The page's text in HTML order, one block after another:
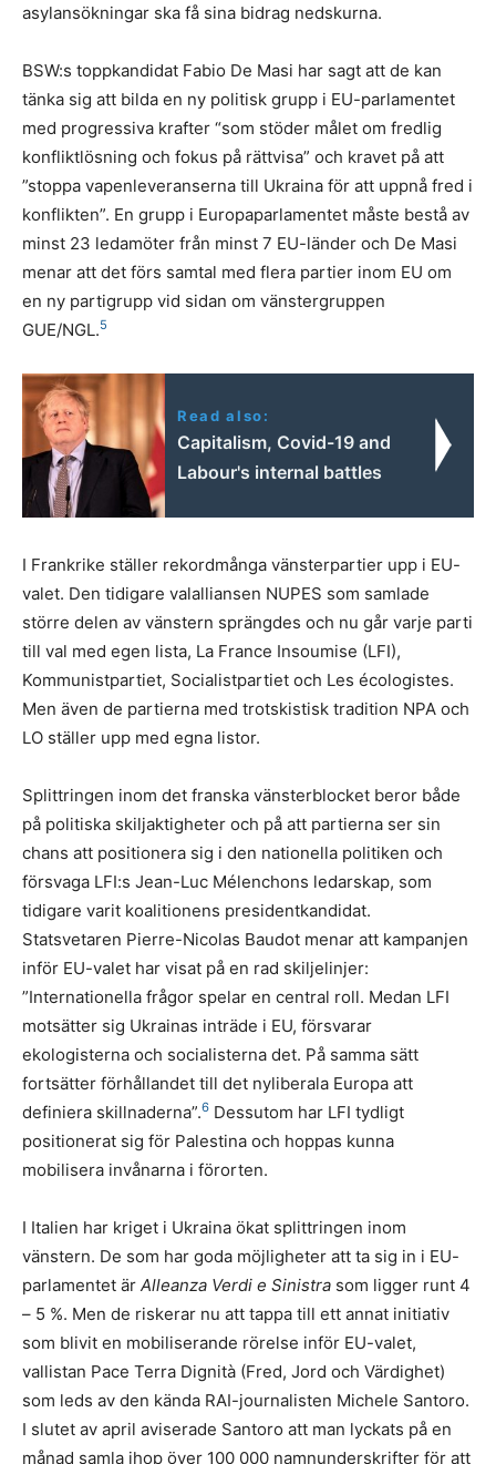
asylansökningar ska få sina bidrag nedskurna.
BSW:s toppkandidat Fabio De Masi har sagt att de kan
tänka sig att bilda en ny politisk grupp i EU-parlamentet
med progressiva krafter “som stöder målet om fredlig
konfliktlösning och fokus på rättvisa” och kravet på att
”stoppa vapenleveranserna till Ukraina för att uppnå fred i
konflikten”. En grupp i Europaparlamentet måste bestå av
minst 23 ledamöter från minst 7 EU-länder och De Masi
menar att det förs samtal med flera partier inom EU om
en ny partigrupp vid sidan om vänstergruppen
GUE/NGL.5
Read also:
Capitalism, Covid-19 and
Labour's internal battles
I Frankrike ställer rekordmånga vänsterpartier upp i EU-
valet. Den tidigare valalliansen NUPES som samlade
större delen av vänstern sprängdes och nu går varje parti
till val med egen lista, La France Insoumise (LFI),
Kommunistpartiet, Socialistpartiet och Les écologistes.
Men även de partierna med trotskistisk tradition NPA och
LO ställer upp med egna listor.
Splittringen inom det franska vänsterblocket beror både
på politiska skiljaktigheter och på att partierna ser sin
chans att positionera sig i den nationella politiken och
försvaga LFI:s Jean-Luc Mélenchons ledarskap, som
tidigare varit koalitionens presidentkandidat.
Statsvetaren Pierre-Nicolas Baudot menar att kampanjen
inför EU-valet har visat på en rad skiljelinjer:
”Internationella frågor spelar en central roll. Medan LFI
motsätter sig Ukrainas inträde i EU, försvarar
ekologisterna och socialisterna det. På samma sätt
fortsätter förhållandet till det nyliberala Europa att
definiera skillnaderna”.6 Dessutom har LFI tydligt
positionerat sig för Palestina och hoppas kunna
mobilisera invånarna i förorten.
I Italien har kriget i Ukraina ökat splittringen inom
vänstern. De som har goda möjligheter att ta sig in i EU-
parlamentet är Alleanza Verdi e Sinistra som ligger runt 4
– 5 %. Men de riskerar nu att tappa till ett annat initiativ
som blivit en mobiliserande rörelse inför EU-valet,
vallistan Pace Terra Dignità (Fred, Jord och Värdighet)
som leds av den kända RAI-journalisten Michele Santoro.
I slutet av april aviserade Santoro att man lyckats på en
månad samla ihop över 100 000 namnunderskrifter för att